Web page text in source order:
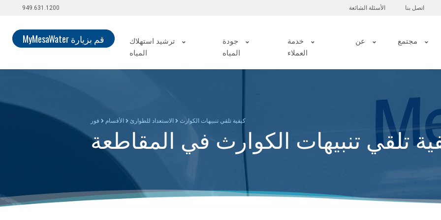
949.631.1200 اتصل بنا الأسئلة الشائعة
مجتمع عن
خدمة
العملاء
جودة
المياه
ترشيد استهلاك
المياه
قم بزيارة MyMesaWater
فور الأقسام الاستعداد للطوارئ كيفية تلقي تنبيهات الكوارث
تلقي تنبيهات الكوارث في المقاطعة